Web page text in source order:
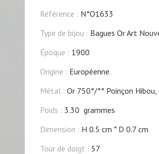
Référence : N°O1633
Type de bijou : Bagues Or Art
Époque : 1900
Origine : Européenne.
Métal : Or 750°/°° Poinçon
Poids : 3.30 grammes
Dimension : H 0.5 cm
D 0.7 cm
Tour de doigt : 57